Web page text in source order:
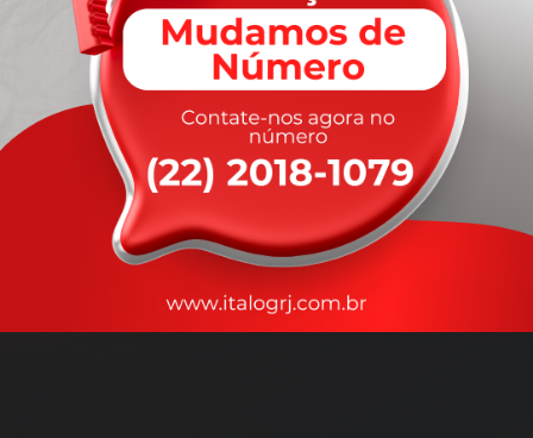
rapidez
que você precisa,
com a qualidade que vocêmerece.
Nossos motoristas são treinados para garantir a máxima
durante o transporte, com rastreamento em tempo real.